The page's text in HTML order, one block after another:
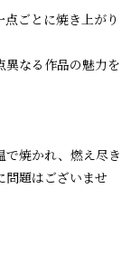
ごとに焼き上がり
異なる作品の魅力を
で焼かれ、燃え尽き
問題はございませ